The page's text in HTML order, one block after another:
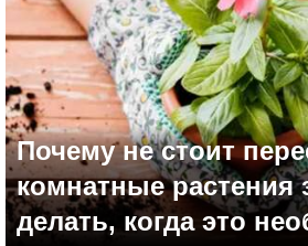
Почему не стоит
комнатные растения
делать, когда это